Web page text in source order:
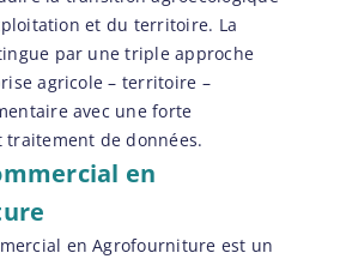
et du territoire. La
par une triple approche
agricole – territoire –
avec une forte
traitement de données.
en
en Agrofourniture est un